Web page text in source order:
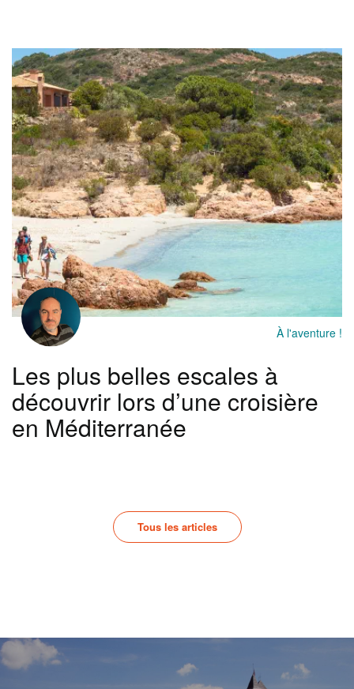
À l'aventure !
Les plus belles escales à
découvrir lors d’une croisière
en Méditerranée
Tous les articles